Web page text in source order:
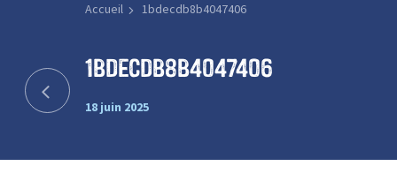
Accueil 1bdecdb8b4047406
1bdecdb8b4047406
18 juin 2025